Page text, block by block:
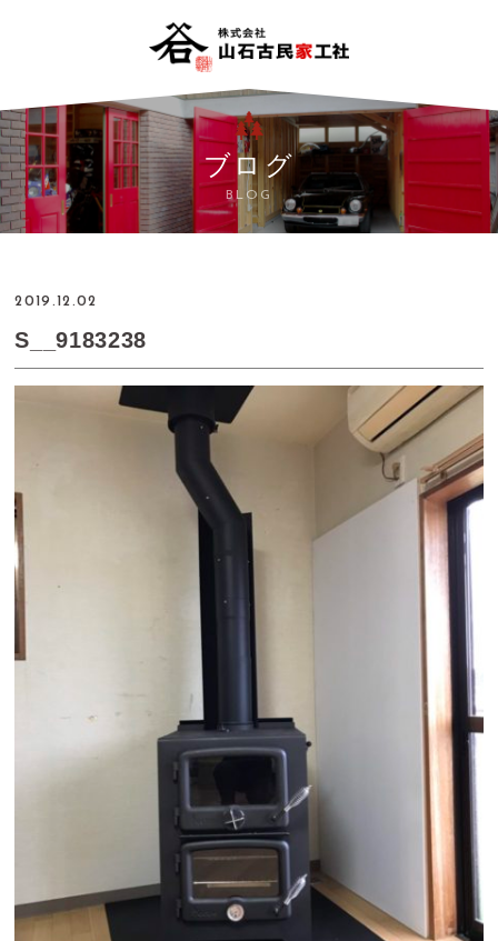
ブログ
BLOG
2019.12.02
S__9183238